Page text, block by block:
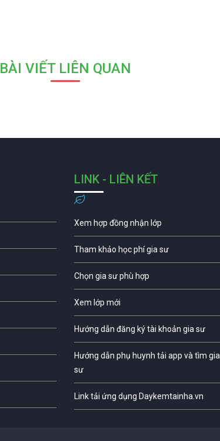
BÀI VIẾT LIÊN QUAN
LINK - LIÊN KẾT
Xem hợp đồng nhận lớp
Tham khảo học phí gia sư
Chọn gia sư phù hợp
Xem lớp mới
Hướng dẫn đăng ký tài khoản gia sư
Hướng dẫn phụ huynh tải app và tìm gia
sư
Link tải ứng dụng Daykemtainha.vn